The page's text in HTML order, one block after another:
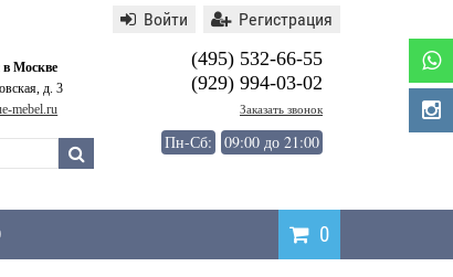
Москве
д. 3
mebel.ru
(495) 532-66-55
(929) 994-03-02
Заказать звонок
Пн-Сб: 09:00 до 21:00
Войти Регистрация
0